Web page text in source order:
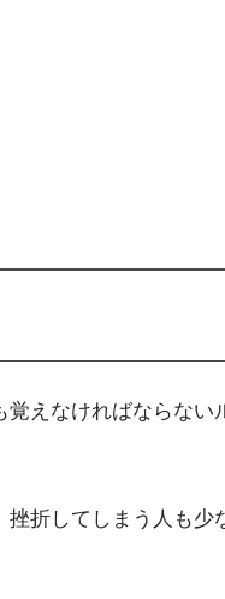
えなければならない
折してしまう人も少